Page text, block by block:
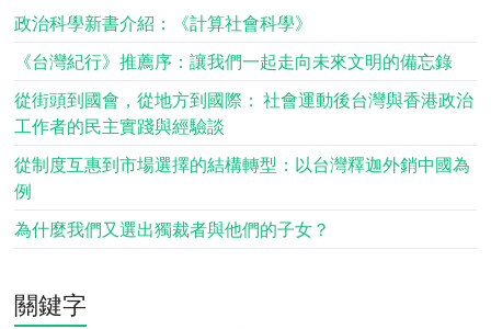
政治科學新書介紹：《計算社會科學》
《台灣紀行》推薦序：讓我們一起走向未來文明的備忘錄
從街頭到國會，從地方到國際： 社會運動後台灣與香港政治
工作者的民主實踐與經驗談
從制度互惠到市場選擇的結構轉型：以台灣釋迦外銷中國為
例
為什麼我們又選出獨裁者與他們的子女？
關鍵字